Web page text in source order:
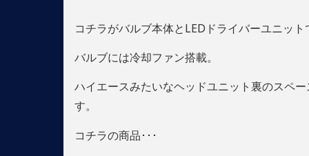
コチラがバルブ本体とLEDドライバーユニット
バルブには冷却ファン搭載。
ハイエースみたいなヘッドユニット裏のスペ
す。
コチラの商品･･･